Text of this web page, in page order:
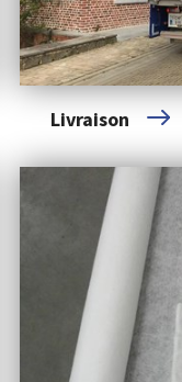
Livraison